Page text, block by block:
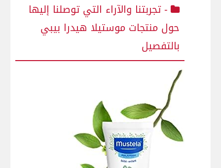
-⁢ تجربتنا والآراء التي توصلنا إليها
حول منتجات موستيلا​ هيدرا بيبي ​
بالتفصيل